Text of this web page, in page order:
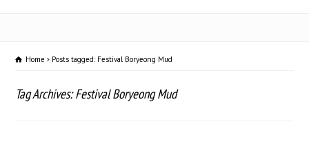
Home Posts tagged: Festival Boryeong Mud
Tag Archives: Festival Boryeong Mud